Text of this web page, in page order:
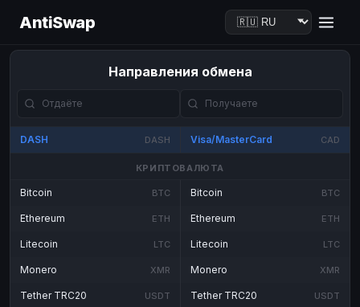
AntiSwap
Направления обмена
DASH DASH Visa/MasterCard CAD
КРИПТОВАЛЮТА
Bitcoin BTC
Ethereum ETH
Litecoin LTC
Monero XMR
Tether TRC20 USDT
Bitcoin BTC
Ethereum ETH
Litecoin LTC
Monero XMR
Tether TRC20 USDT